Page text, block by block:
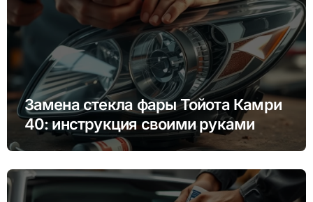
Замена стекла фары Тойота Камри
40: инструкция своими руками